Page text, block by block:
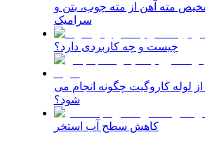
مته آهن از مته چوب، بتن و
سرامیک
چیست و چه کاربردی دارد؟
لوله کاروگیت چگونه انجام می
شود؟
کاهش سطح آب استخر